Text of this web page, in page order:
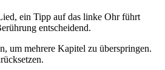
ein Tipp auf das linke Ohr führt
entscheidend.
um mehrere Kapitel zu überspringen.